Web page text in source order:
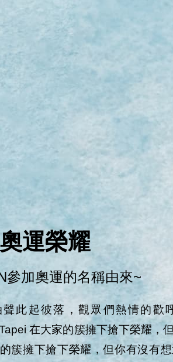
運榮耀
參加奧運的名稱由來~
此起彼落，觀眾們熱情的歡
在大家的簇擁下搶下榮耀，
簇擁下搶下榮耀，但你有沒有